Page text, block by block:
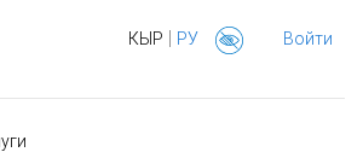
КЫР | РУ Войти